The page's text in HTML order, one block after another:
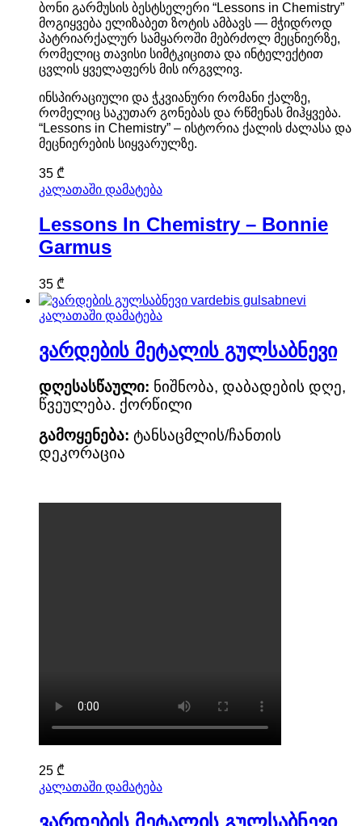
ბონი გარმუსის ბესტსელერი “Lessons in Chemistry”
მოგიყვება ელიზაბეთ ზოტის ამბავს — მჭიდროდ
პატრიარქალურ სამყაროში მებრძოლ მეცნიერზე,
რომელიც თავისი სიმტკიცითა და ინტელექტით
ცვლის ყველაფერს მის ირგვლივ.
ინსპირაციული და ჭკვიანური რომანი ქალზე,
რომელიც საკუთარ გონებას და რწმენას მიჰყვება.
“Lessons in Chemistry” – ისტორია ქალის ძალასა და
მეცნიერების სიყვარულზე.
35 ₾
კალათაში დამატება
Lessons In Chemistry – Bonnie
Garmus
35 ₾
კალათაში დამატება
ვარდების მეტალის გულსაბნევი
დღესასწაული: ნიშნობა, დაბადების დღე,
წვეულება. ქორწილი
გამოყენება: ტანსაცმლის/ჩანთის
დეკორაცია
25 ₾
კალათაში დამატება
ვარდების მეტალის გულსაბნევი